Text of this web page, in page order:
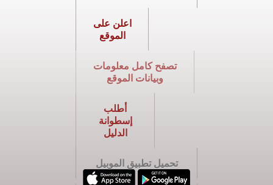
اعلن على
الموقع
تصفح كامل معلومات
وبيانات الموقع
أطلب
إسطوانة
الدليل
تحميل تطبيق الموبيل